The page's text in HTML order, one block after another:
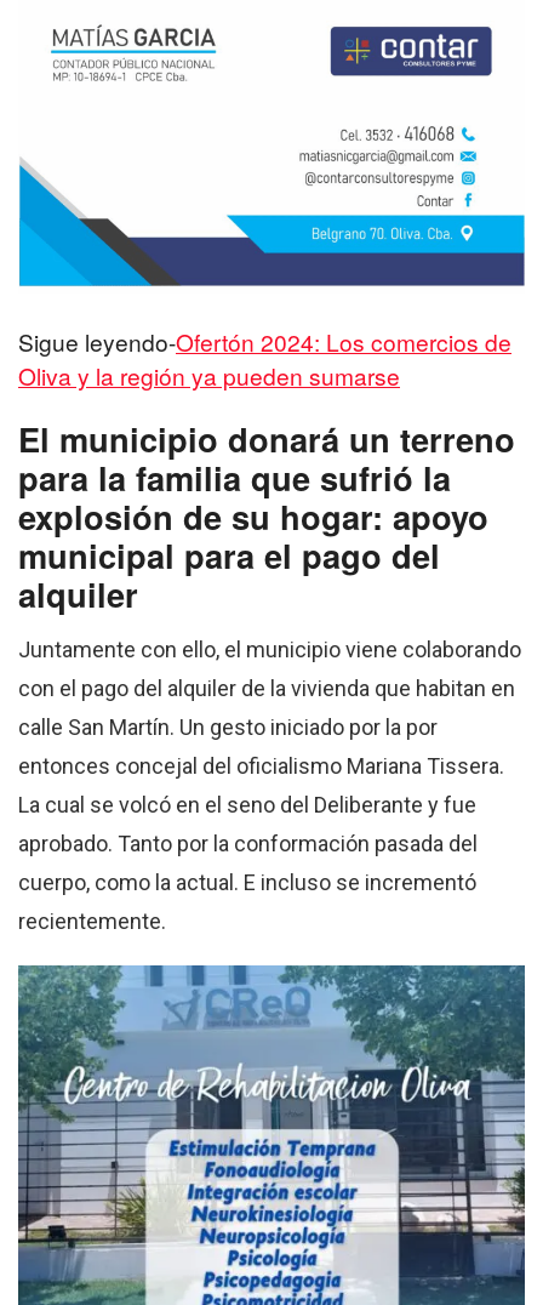
Sigue leyendo-Ofertón 2024: Los comercios de
Oliva y la región ya pueden sumarse
El municipio donará un terreno
para la familia que sufrió la
explosión de su hogar: apoyo
municipal para el pago del
alquiler
Juntamente con ello, el municipio viene colaborando
con el pago del alquiler de la vivienda que habitan en
calle San Martín. Un gesto iniciado por la por
entonces concejal del oficialismo Mariana Tissera.
La cual se volcó en el seno del Deliberante y fue
aprobado. Tanto por la conformación pasada del
cuerpo, como la actual. E incluso se incrementó
recientemente.